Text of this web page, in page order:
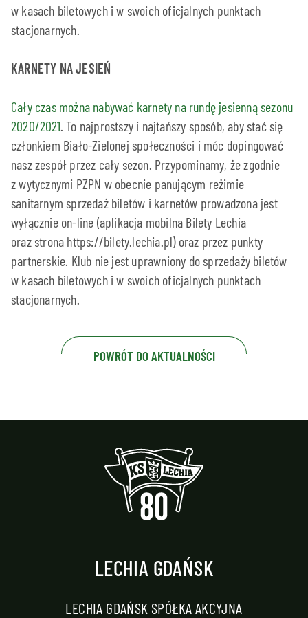
w kasach biletowych i w swoich oficjalnych punktach
stacjonarnych.
KARNETY NA JESIEŃ
Cały czas można nabywać karnety na rundę jesienną sezonu
2020/2021. To najprostszy i najtańszy sposób, aby stać się
członkiem Biało-Zielonej społeczności i móc dopingować
nasz zespół przez cały sezon. Przypominamy, że zgodnie
z wytycznymi PZPN w obecnie panującym reżimie
sanitarnym sprzedaż biletów i karnetów prowadzona jest
wyłącznie on-line (aplikacja mobilna Bilety Lechia
oraz strona https://bilety.lechia.pl) oraz przez punkty
partnerskie. Klub nie jest uprawniony do sprzedaży biletów
w kasach biletowych i w swoich oficjalnych punktach
stacjonarnych.
POWRÓT DO AKTUALNOŚCI
LECHIA GDAŃSK
LECHIA GDAŃSK SPÓŁKA AKCYJNA